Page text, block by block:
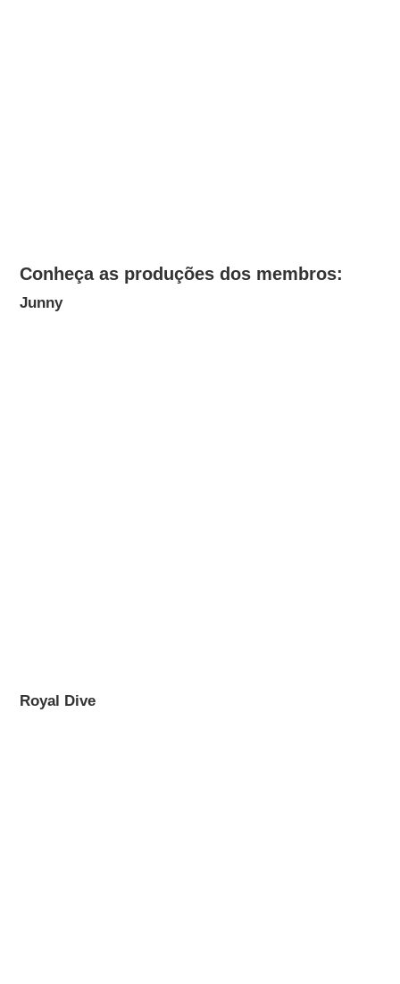
Conheça as produções dos membros:
Junny
Royal Dive